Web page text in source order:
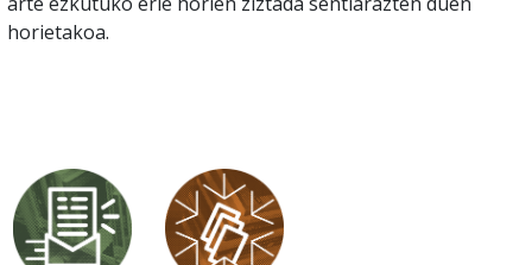
horietakoa.